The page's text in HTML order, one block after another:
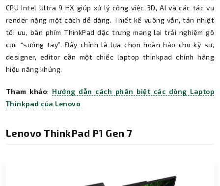
CPU Intel Ultra 9 HX giúp xử lý công việc 3D, AI và các tác vụ
render nặng một cách dễ dàng. Thiết kế vuông vắn, tản nhiệt
tối ưu, bàn phím ThinkPad đặc trưng mang lại trải nghiệm gõ
cực “sướng tay”. Đây chính là lựa chọn hoàn hảo cho kỹ sư,
designer, editor cần một chiếc laptop thinkpad chính hãng
hiệu năng khủng.
Tham khảo: Hướng dẫn cách phân biệt các dòng Laptop
Thinkpad của Lenovo
Lenovo ThinkPad P1 Gen 7